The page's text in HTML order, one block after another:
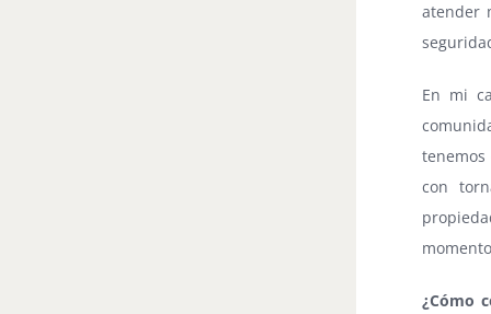
atender
En mi
con
¿Cómo